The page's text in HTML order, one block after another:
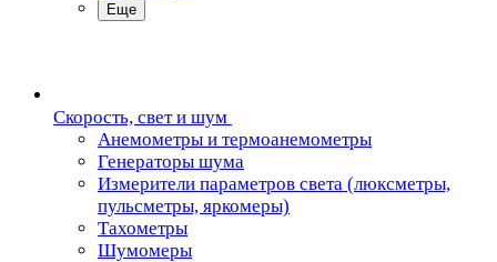
Еще
Скорость, свет и шум
Анемометры и термоанемометры
Генераторы шума
Измерители параметров света (люксметры,
пульсметры, яркомеры)
Тахометры
Шумомеры